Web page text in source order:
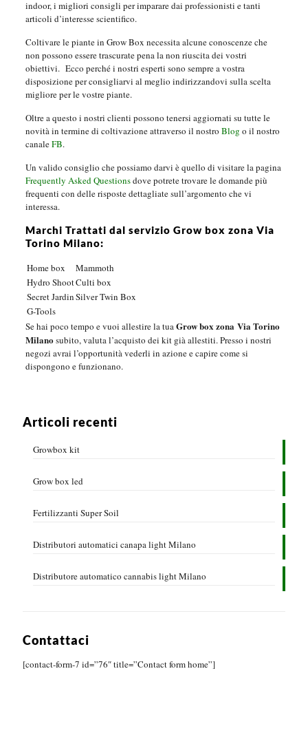
indoor, i migliori consigli per imparare dai professionisti e tanti
articoli d’interesse scientifico.
Coltivare le piante in Grow Box necessita alcune conoscenze che
non possono essere trascurate pena la non riuscita dei vostri
obiettivi. Ecco perché i nostri esperti sono sempre a vostra
disposizione per consigliarvi al meglio indirizzandovi sulla scelta
migliore per le vostre piante.
Oltre a questo i nostri clienti possono tenersi aggiornati su tutte le
novità in termine di coltivazione attraverso il nostro Blog o il nostro
canaleFB.
Un valido consiglio che possiamo darvi è quello di visitare la pagina
Frequently Asked Questionsdove potrete trovare le domande più
frequenti con delle risposte dettagliate sull’argomento che vi
interessa.
Marchi Trattati dal servizio Grow box zona Via
Torino Milano:
Home box
Mammoth
Hydro ShootCulti box
Secret JardinSilver Twin Box
G-Tools
Se hai poco tempo e vuoi allestire la tuaGrow box zona Via Torino
Milano subito, valuta l’acquisto dei kit già allestiti. Presso i nostri
negozi avrai l’opportunità vederli in azione e capire come si
dispongono e funzionano.
Articoli recenti
Growbox kit
Grow box led
Fertilizzanti Super Soil
Distributori automatici canapa light Milano
Distributore automatico cannabis light Milano
Contattaci
[contact-form-7 id=”76″ title=”Contact form home”]